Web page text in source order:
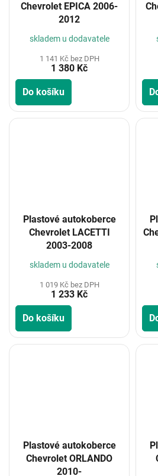
Chevrolet EPICA 2006-
2012
skladem u dodavatele
1 141 Kč bez DPH
1 380 Kč
Do košíku
Plastové autokoberce
Chevrolet LACETTI
2003-2008
skladem u dodavatele
1 019 Kč bez DPH
1 233 Kč
Do košíku
Plastové autokoberce
Chevrolet ORLANDO
2010-